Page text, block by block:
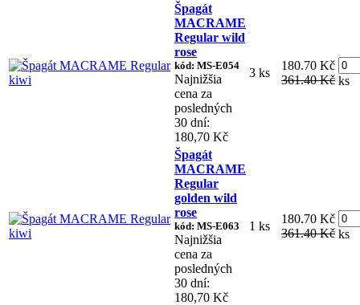
Špagát
MACRAME
Regular wild
rose
kód: MS-E054
Najnižšia
cena za
posledných
30 dní:
180,70 Kč
3 ks
180.70 Kč
361.40 Kč ks
Špagát
MACRAME
Regular
golden wild
rose
kód: MS-E063
Najnižšia
cena za
posledných
30 dní:
180,70 Kč
1 ks
180.70 Kč
361.40 Kč ks